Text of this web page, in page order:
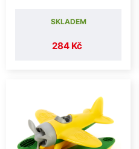
284 Kč
SKLADEM